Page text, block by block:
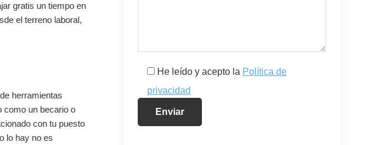
gratis un tiempo en
el terreno laboral,
herramientas
como un becario o
con tu puesto
lo hay no es
He leído y acepto la Política de
privacidad